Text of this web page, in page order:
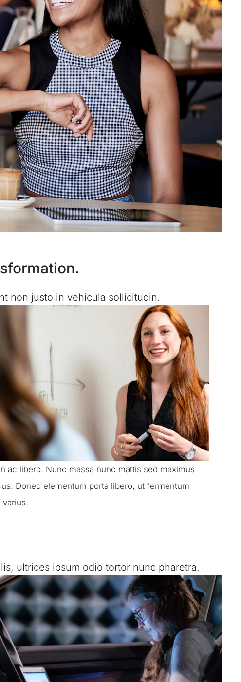
non justo in vehicula sollicitudin.
ac libero. Nunc massa nunc mattis sed maximus
Donec elementum porta libero, ut fermentum
varius.
ultrices ipsum odio tortor nunc pharetra.